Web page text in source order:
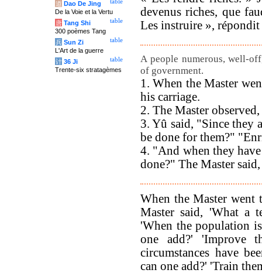
devenus riches, que
Les instruire »,
A people numerous, well-
of government.
1. When the Master
his carriage.
2. The Master
3. Yû said, "Since they
be done for them?"
4. "And when they
done?" The Master
When the Master went
Master said, 'What a
'When the population
one add?' 'Improve
circumstances have
can one add?' 'Train
table
道 Dao De Jing
De la Voie et la Vertu
table
唐 Tang Shi
300 poèmes Tang
table
兵 Sun Zi
L'Art de la guerre
table
计 36 Ji
Trente-six stratagèmes